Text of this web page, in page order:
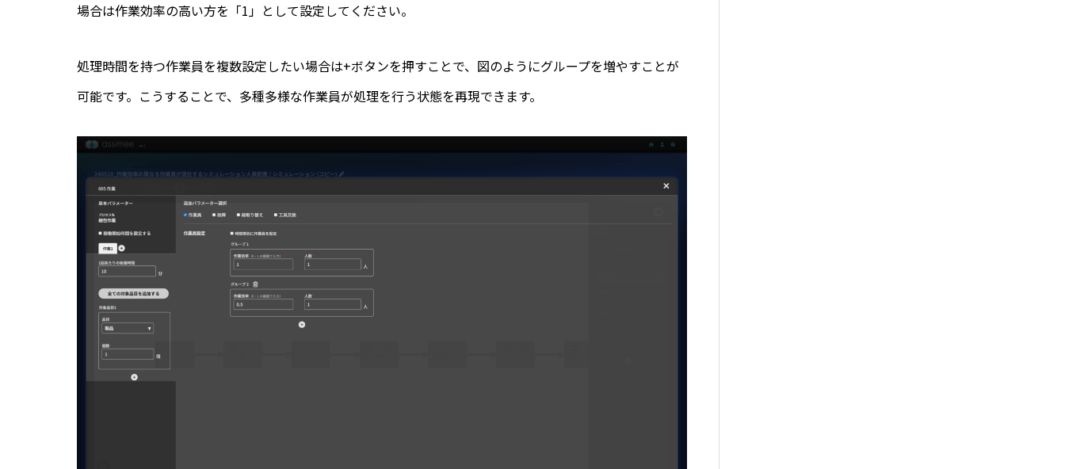
場合は作業効率の高い方を「1」として設定してください。
処理時間を持つ作業員を複数設定したい場合は+ボタンを押すことで、図のようにグループを増やすことが
可能です。こうすることで、多種多様な作業員が処理を行う状態を再現できます。